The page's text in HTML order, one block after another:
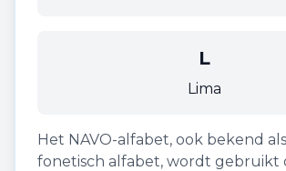
L
Lima
Het NAVO-alfabet, ook bekend
fonetisch alfabet, wordt gebruikt